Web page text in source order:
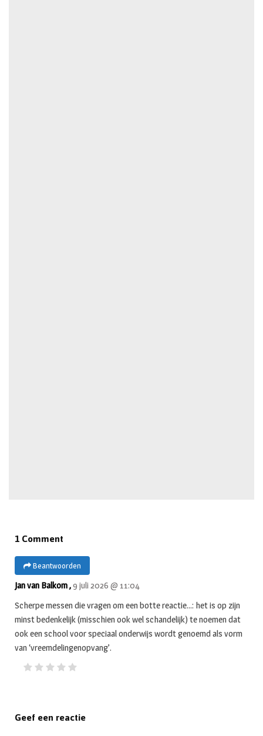
1 Comment
Beantwoorden
Jan van Balkom ,9 juli 2026 @ 11:04
Scherpe messen die vragen om een botte reactie…: het is op zijn
minst bedenkelijk (misschien ook wel schandelijk) te noemen dat
ook een school voor speciaal onderwijs wordt genoemd als vorm
van ‘vreemdelingenopvang’.
Geef een reactie